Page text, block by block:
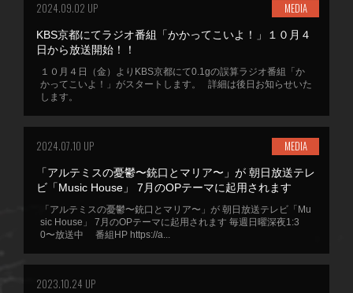
2024.09.02 UP MEDIA
KBS京都にてラジオ番組「かかってこいよ！」１０月４
日から放送開始！！
１０月４日（金）よりKBS京都にて0.1gの誤算ラジオ番組「か
かってこいよ！」がスタートします。 詳細は後日お知らせいた
します。
2024.07.10 UP MEDIA
「アルテミスの憂鬱〜銃口とマリア〜」が 朝日放送テレ
ビ「Music House」 7月のOPテーマに起用されます
「アルテミスの憂鬱〜銃口とマリア〜」が 朝日放送テレビ「Mu
sic House」 7月のOPテーマに起用されます 毎週日曜深夜1:3
0〜放送中 番組HP https://a...
2023.10.24 UP